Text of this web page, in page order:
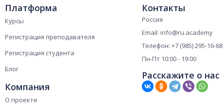
Платформа
Курсы
Регистрация преподавателя
Регистрация студента
Блог
Компания
О проекте
Контакты
Россия
Email: info@ru.academy
Телефон: +7 (985) 295-16-68
Пн-Пт 10:00 - 19:00
Расскажите о нас